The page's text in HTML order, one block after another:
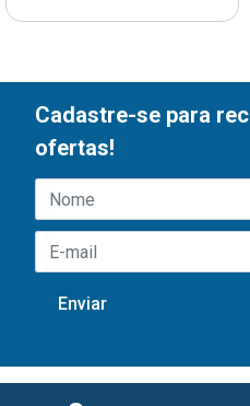
Cadastre-se para
ofertas!